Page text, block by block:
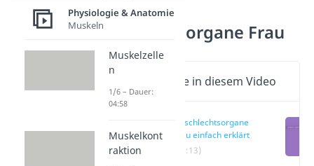
Geschlechtsorgane
Geschlechtsorgane Frau
Wichtige Inhalte in diesem Video
Geschlechtsorgane
Frau einfach erklärt
(00:13)
Physiologie & Anatomie
Muskeln
Muskelzelle
n
1/6 – Dauer:
04:58
Muskelkont
raktion